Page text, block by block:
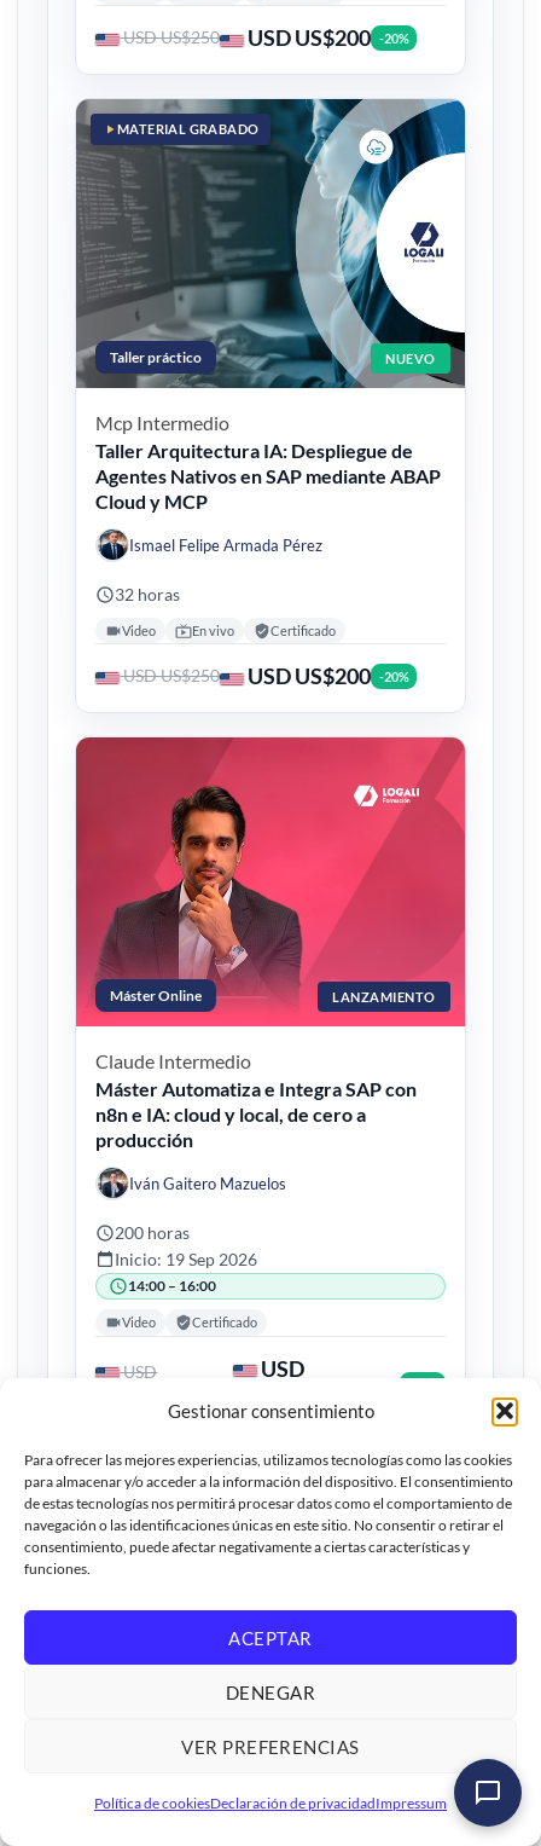
Gestionar consentimiento
Para ofrecer las mejores experiencias, utilizamos tecnologías como las cookies
para almacenar y/o acceder a la información del dispositivo. El consentimiento
de estas tecnologías nos permitirá procesar datos como el comportamiento de
navegación o las identificaciones únicas en este sitio. No consentir o retirar el
consentimiento, puede afectar negativamente a ciertas características y
funciones.
ACEPTAR
DENEGAR
VER PREFERENCIAS
Política de cookiesDeclaración de privacidadImpressum
USD US$250 USD US$200 -20%
Taller práctico
MATERIAL GRABADO
NUEVO
Mcp Intermedio
Taller Arquitectura IA: Despliegue de
Agentes Nativos en SAP mediante ABAP
Cloud y MCP
Ismael Felipe Armada Pérez
32 horas
Video En vivo Certificado
USD US$250 USD US$200 -20%
Máster Online LANZAMIENTO
Claude Intermedio
Máster Automatiza e Integra SAP con
n8n e IA: cloud y local, de cero a
producción
Iván Gaitero Mazuelos
200 horas
Inicio: 19 Sep 2026
14:00 – 16:00
Video Certificado
USD
USD
US$1.050
Explorar todo el catálogo→
Preguntas frecuentes
La B indica miles de millones de parámetros. Un
también exige más memoria, energía y tiempo de
Cero a Producción